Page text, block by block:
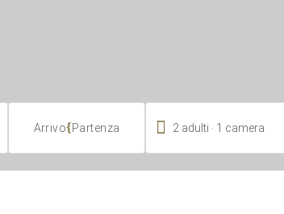
Arrivo{Partenza  2 adulti 1 camera